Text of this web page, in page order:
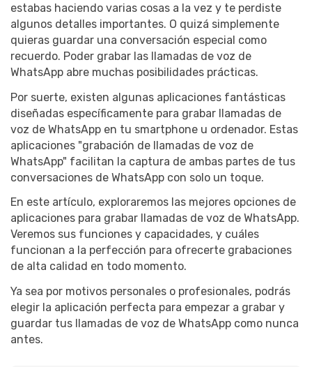
estabas haciendo varias cosas a la vez y te perdiste
algunos detalles importantes. O quizá simplemente
quieras guardar una conversación especial como
recuerdo. Poder grabar las llamadas de voz de
WhatsApp abre muchas posibilidades prácticas.
Por suerte, existen algunas aplicaciones fantásticas
diseñadas específicamente para grabar llamadas de
voz de WhatsApp en tu smartphone u ordenador. Estas
aplicaciones "grabación de llamadas de voz de
WhatsApp" facilitan la captura de ambas partes de tus
conversaciones de WhatsApp con solo un toque.
En este artículo, exploraremos las mejores opciones de
aplicaciones para grabar llamadas de voz de WhatsApp.
Veremos sus funciones y capacidades, y cuáles
funcionan a la perfección para ofrecerte grabaciones
de alta calidad en todo momento.
Ya sea por motivos personales o profesionales, podrás
elegir la aplicación perfecta para empezar a grabar y
guardar tus llamadas de voz de WhatsApp como nunca
antes.